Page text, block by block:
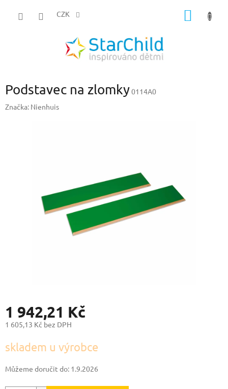
CZK
Podstavec na zlomky0114A0
Značka: Nienhuis
1 942,21 Kč
1 605,13 Kč bez DPH
cena:
skladem u výrobce
Můžeme doručit do: 1.9.2026